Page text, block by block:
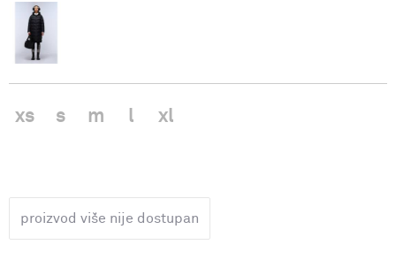
xs s m l xl
proizvod više nije dostupan